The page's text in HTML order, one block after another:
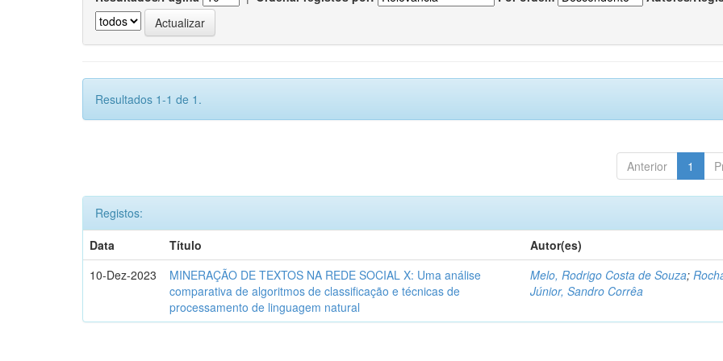
Resultados 1-1 de 1.
Anterior 1
Registos:
Data
Título
Autor(es)
10-Dez-2023
MINERAÇÃO DE TEXTOS NA REDE SOCIAL X: Uma análise
comparativa de algoritmos de classificação e técnicas de
processamento de linguagem natural
Melo, Rodrigo Costa de Souza;
Júnior, Sandro Corrêa